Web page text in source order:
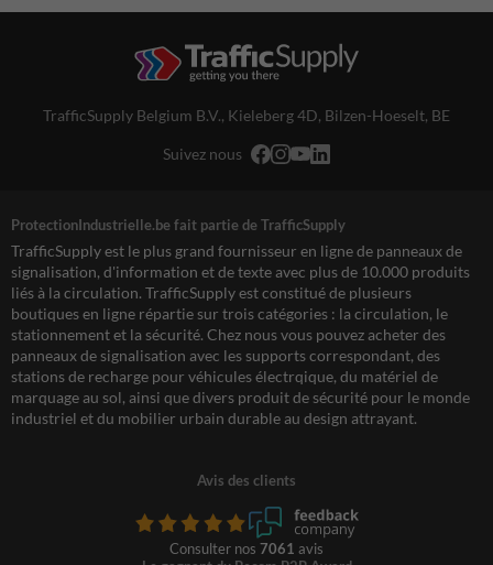
TrafficSupply Belgium B.V., Kieleberg 4D, Bilzen-Hoeselt, BE
Suivez nous
ProtectionIndustrielle.be fait partie de TrafficSupply
TrafficSupply est le plus grand fournisseur en ligne de panneaux de
signalisation, d'information et de texte avec plus de 10.000 produits
liés à la circulation. TrafficSupply est constitué de plusieurs
boutiques en ligne répartie sur trois catégories : la circulation, le
stationnement et la sécurité. Chez nous vous pouvez acheter des
panneaux de signalisation avec les supports correspondant, des
stations de recharge pour véhicules électrqique, du matériel de
marquage au sol, ainsi que divers produit de sécurité pour le monde
industriel et du mobilier urbain durable au design attrayant.
Avis des clients
Consulter nos 7061 avis